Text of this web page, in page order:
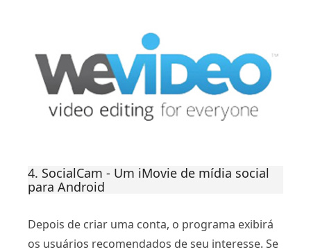
4. SocialCam - Um iMovie de mídia social
para Android
Depois de criar uma conta, o programa exibirá
os usuários recomendados de seu interesse. Se